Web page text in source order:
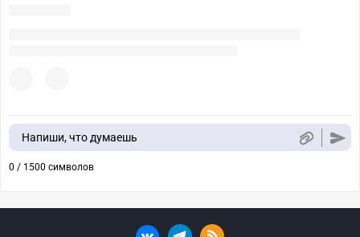
Напиши, что думаешь
0 / 1500 символов